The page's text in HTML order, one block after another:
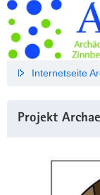
Internetseite
Projekt